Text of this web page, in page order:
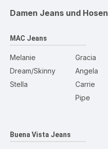
Damen Jeans und Hosen
MAC Jeans
Melanie
Dream/Skinny
Stella
Gracia
Angela
Carrie
Pipe
Buena Vista Jeans